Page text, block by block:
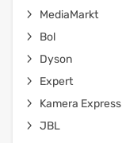
MediaMarkt
Bol
Dyson
Expert
Kamera Express
JBL